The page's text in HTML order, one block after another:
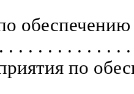
. . . . . . . . . . . .
по